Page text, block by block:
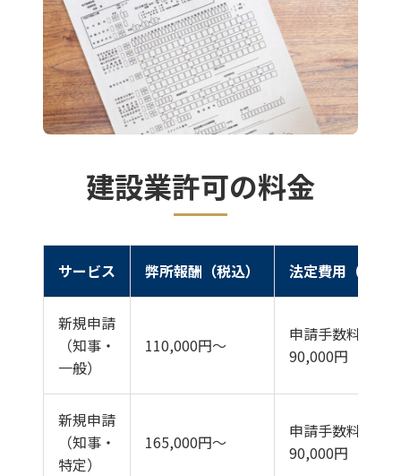
建設業許可の料金
サービス 弊所報酬（税込） 法定費用（別途
新規申請
（知事・
一般）
110,000円〜
申請手数料
90,000円
新規申請
（知事・
特定）
165,000円〜
申請手数料
90,000円